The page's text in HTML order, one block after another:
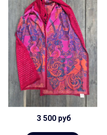
3 500 руб